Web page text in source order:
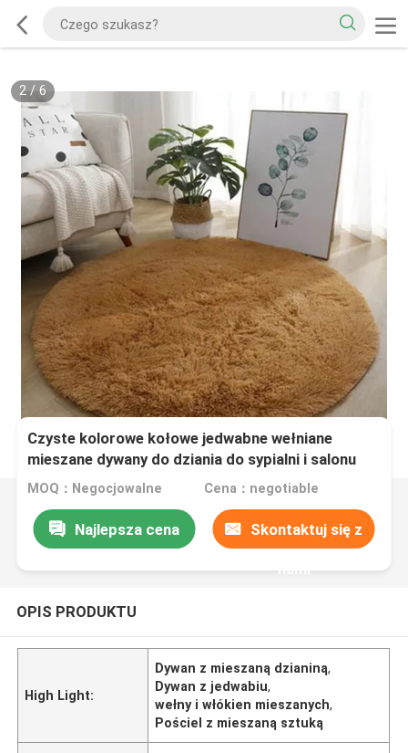
2/6
Czyste kolorowe kołowe jedwabne wełniane
mieszane dywany do dziania do sypialni i salonu
MOQ：Negocjowalne Cena：negotiable
Najlepsza cena Skontaktuj się z
nami
OPIS PRODUKTU
High Light:
Dywan z mieszaną dzianiną,
Dywan z jedwabiu,
wełny i włókien mieszanych,
Pościel z mieszaną sztuką